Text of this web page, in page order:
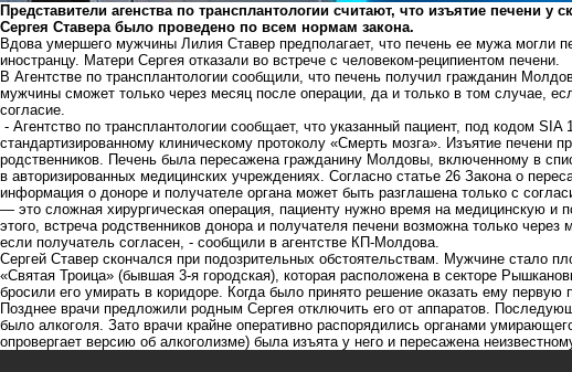
Представители агенства по трансплантологии считают, что изъятие печени
Сергея Ставера было проведено по всем нормам закона.
Вдова умершего мужчины Лилия Ставер предполагает, что печень ее мужа могли
иностранцу. Матери Сергея отказали во встрече с человеком-реципиентом печени.
В Агентстве по трансплантологии сообщили, что печень получил гражданин
мужчины сможет только через месяц после операции, да и только в том случае,
согласие.
- Агентство по трансплантологии сообщает, что указанный пациент, под кодом
стандартизированному клиническому протоколу «Смерть мозга». Изъятие печени
родственников. Печень была пересажена гражданину Молдовы, включенному в
в авторизированных медицинских учреждениях. Согласно статье 26 Закона о
информация о доноре и получателе органа может быть разглашена только с
— это сложная хирургическая операция, пациенту нужно время на медицинскую и
этого, встреча родственников донора и получателя печени возможна только
если получатель согласен, - сообщили в агентстве КП-Молдова
Сергей Ставер скончался при подозрительных обстоятельствам. Мужчине стало
«Святая Троица» (бывшая 3-я городская), которая расположена в секторе
бросили его умирать в коридоре. Когда было принято решение оказать ему
Позднее врачи предложили родным Сергея отключить его от аппаратов.
было алкоголя. Зато врачи крайне оперативно распорядились органами
опровергает версию об алкоголизме) была изъята у него и пересажена